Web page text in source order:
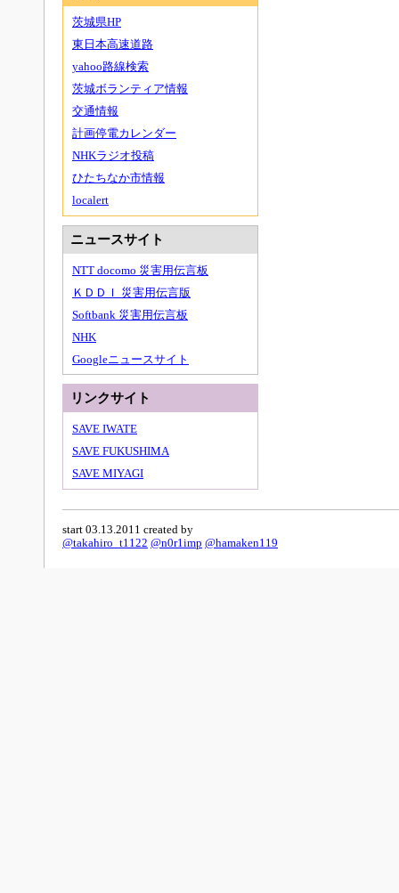
茨城県HP
東日本高速道路
yahoo路線検索
茨城ボランティア情報
交通情報
計画停電カレンダー
NHKラジオ投稿
ひたちなか市情報
localert
ニュースサイト
NTT docomo 災害用伝言板
ＫＤＤＩ 災害用伝言版
Softbank 災害用伝言板
NHK
Googleニュースサイト
リンクサイト
SAVE IWATE
SAVE FUKUSHIMA
SAVE MIYAGI
start 03.13.2011 created by
@takahiro_t1122 @n0r1imp @hamaken119